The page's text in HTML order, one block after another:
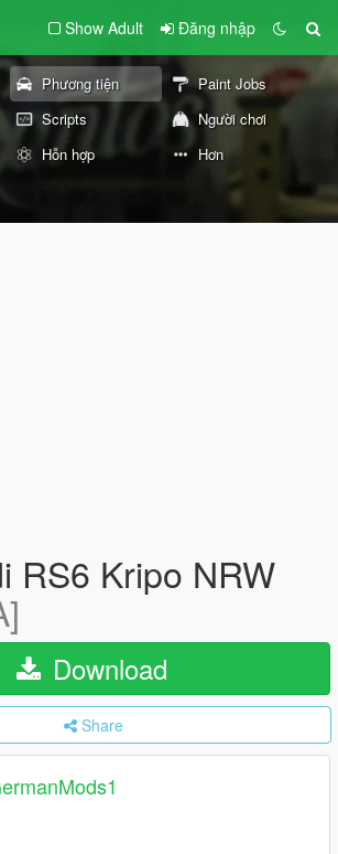
Show Adult Đăng nhập
Phương tiện
Paint Jobs
Scripts
Người chơi
Hỗn hợp Hơn
RS6 Kripo NRW
Download
Share